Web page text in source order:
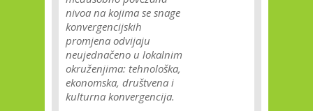
nivoa na kojima se snage
konvergencijskih
promjena odvijaju
neujednačeno u lokalnim
okruženjima: tehnološka,
ekonomska, društvena i
kulturna konvergencija.